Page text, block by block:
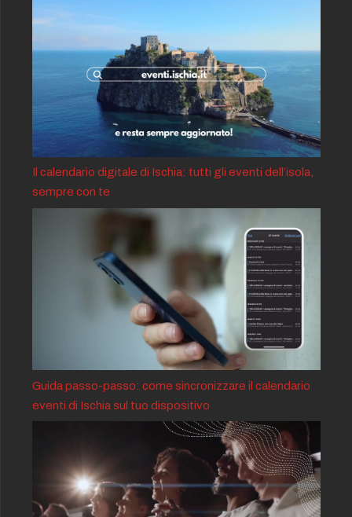
Il calendario digitale di Ischia: tutti gli eventi dell’isola,
sempre con te
Guida passo-passo: come sincronizzare il calendario
eventi di Ischia sul tuo dispositivo